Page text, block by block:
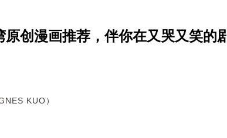
原创漫画推荐，伴你在又哭又笑的
KUO）